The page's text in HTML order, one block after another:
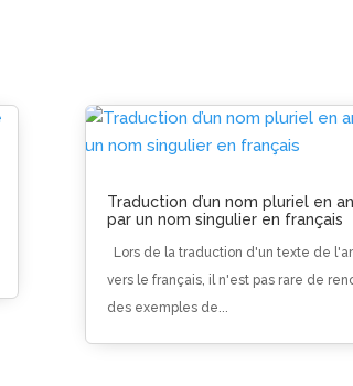
Traduction d’un nom pluriel en
par un nom singulier en français
Lors de la traduction d'un texte de
vers le français, il n'est pas rare de
des exemples de...